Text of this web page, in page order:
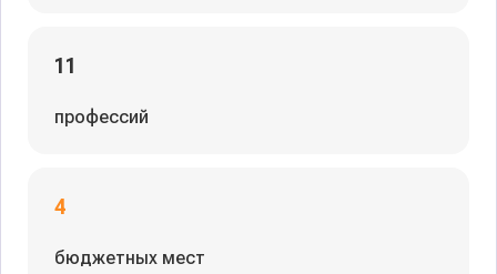
11
профессий
4
бюджетных мест